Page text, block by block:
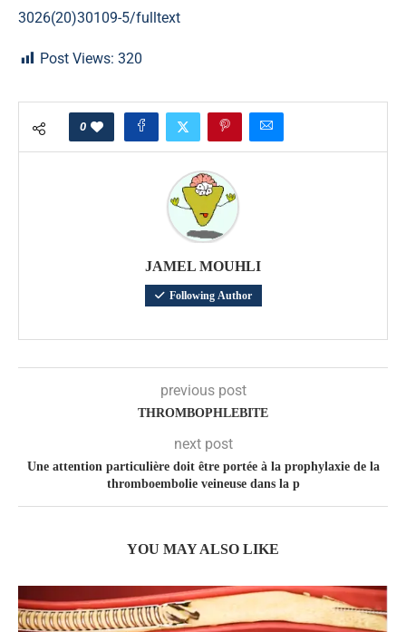
3026(20)30109-5/fulltext
Post Views: 320
0
JAMEL MOUHLI
Following Author
previous post
THROMBOPHLEBITE
next post
Une attention particulière doit être portée à la prophylaxie de la
thromboembolie veineuse dans la p
YOU MAY ALSO LIKE